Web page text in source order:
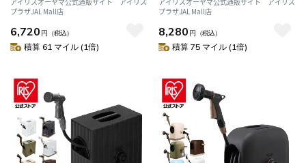
プラザJAL Mall店
6,720 円 （税込）
積算 61 マイル (1倍)
プラザJAL Mall店
8,280 円 （税込）
積算 75 マイル (1倍)